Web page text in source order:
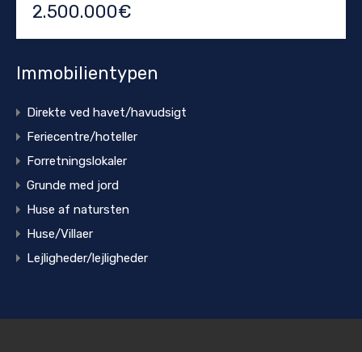
2.500.000€
Immobilientypen
Direkte ved havet/havudsigt
Feriecentre/hoteller
Forretningslokaler
Grunde med jord
Huse af natursten
Huse/Villaer
Lejligheder/lejligheder